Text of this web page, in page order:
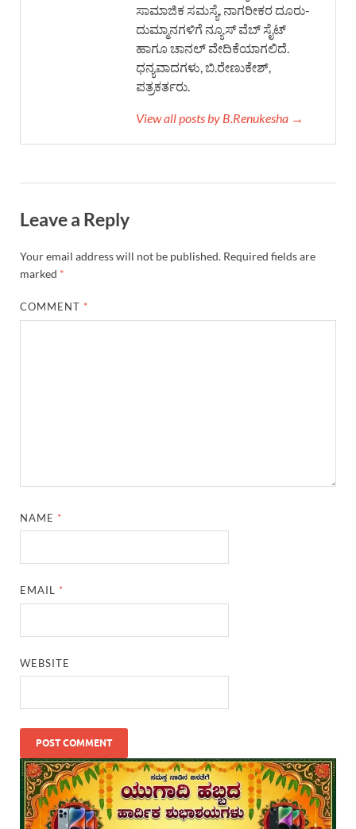
ಸಾಮಾಜಿಕ ಸಮಸ್ಯೆ, ನಾಗರೀಕರ ದೂರು-
ದುಮ್ಮಾನಗಳಿಗೆ ನ್ಯೂಸ್ ವೆಬ್ ಸೈಟ್
ಹಾಗೂ ಚಾನಲ್ ವೇದಿಕೆಯಾಗಲಿದೆ.
ಧನ್ಯವಾದಗಳು, ಬಿ.ರೇಣುಕೇಶ್,
ಪತ್ರಕರ್ತರು.
View all posts by B.Renukesha →
Leave a Reply
Your email address will not be published. Required fields are
marked *
COMMENT *
NAME *
EMAIL *
WEBSITE